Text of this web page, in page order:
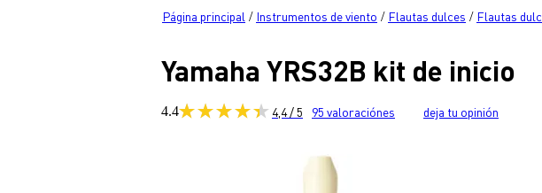
Página principal / Instrumentos de viento / Flautas dulces / Flautas
Yamaha YRS32B kit de inicio
4.4 4,4 / 5 95 valoraciónes deja tu opinión